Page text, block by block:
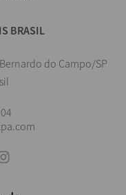
BRASIL
do Campo/SP